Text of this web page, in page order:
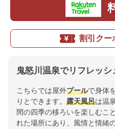
割引クー
鬼怒川温泉でリフレッシ
こちらでは屋外プールで身体
りとできます。 露天風呂は温
間の四季の移ろいを楽しむこ
れた場所にあり、風情と情緒